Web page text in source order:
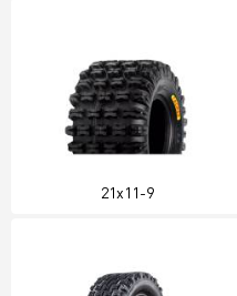
21x11-9